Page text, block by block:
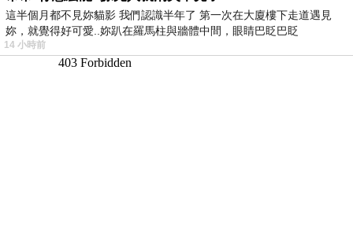
這半個月都不見妳貓影 我們認識半年了 第一次在大廈樓下走道遇見
妳，就覺得好可愛..妳趴在羅馬柱與牆體中間，眼睛巴眨巴眨
14 小時前